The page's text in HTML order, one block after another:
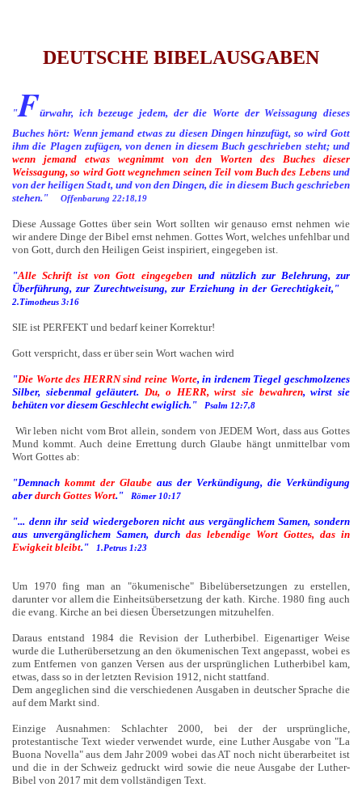
DEUTSCHE BIBELAUSGABEN
"Fürwahr, ich bezeuge jedem, der die Worte der Weissagung dieses
Buches hört: Wenn jemand etwas zu diesen Dingen hinzufügt, so wird Gott
ihm die Plagen zufügen, von denen in diesem Buch geschrieben steht; und
wenn jemand etwas wegnimmt von den Worten des Buches dieser
Weissagung, so wird Gott wegnehmen seinen Teil vom Buch des Lebensund
von der heiligen Stadt, und von den Dingen, die in diesem Buch geschrieben
stehen."
Offenbarung 22:18,19
Diese Aussage Gottes über sein Wort sollten wir genauso ernst nehmen wie
wir andere Dinge der Bibel ernst nehmen. Gottes Wort, welches unfehlbar und
von Gott, durch den Heiligen Geist inspiriert, eingegeben ist.
"Alle Schrift ist von Gott eingegebenund nützlich zur Belehrung, zur
Überführung, zur Zurechtweisung, zur Erziehung in der Gerechtigkeit,"
2.Timotheus 3:16
SIE ist PERFEKT und bedarf keiner Korrektur!
Gott verspricht, dass er über sein Wort wachen wird
"Die Worte des HERRN sind reine Worte, in irdenem Tiegel geschmolzenes
Silber, siebenmal geläutert. Du, o HERR, wirst sie bewahren, wirst sie
behüten vor diesem Geschlecht ewiglich."
Psalm 12:7,8
Wir leben nicht vom Brot allein, sondern von JEDEM Wort, dass aus Gottes
Mund kommt. Auch deine Errettung durch Glaube hängt unmittelbar vom
Wort Gottes ab:
"Demnach kommt der Glaube aus der Verkündigung, die Verkündigung
aber durch Gottes Wort." Römer 10:17
"... denn ihr seid wiedergeboren nicht aus vergänglichem Samen, sondern
aus unvergänglichem Samen, durch das lebendige Wort Gottes, das in
Ewigkeit bleibt." 1.Petrus 1:23
Um 1970 fing man an "ökumenische" Bibelübersetzungen zu erstellen,
darunter vor allem die Einheitsübersetzung der kath. Kirche. 1980 fing auch
die evang. Kirche an bei diesen Übersetzungen mitzuhelfen.
Daraus entstand 1984 die Revision der Lutherbibel. Eigenartiger Weise
wurde die Lutherübersetzung an den ökumenischen Text angepasst, wobei es
zum Entfernen von ganzen Versen aus der ursprünglichen Lutherbibel kam,
etwas, dass so in der letzten Revision 1912, nicht stattfand.
Dem angeglichen sind die verschiedenen Ausgaben in deutscher Sprache die
auf dem Markt sind.
Einzige Ausnahmen: Schlachter 2000, bei der der ursprüngliche,
protestantische Text wieder verwendet wurde, eine Luther Ausgabe von "La
Buona Novella" aus dem Jahr 2009 wobei das AT noch nicht überarbeitet ist
und die in der Schweiz gedruckt wird sowie die neue Ausgabe der Luther-
Bibel von 2017 mit dem vollständigen Text.